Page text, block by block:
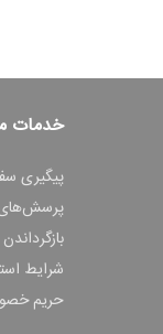
خدمات
پیگیری
شرایط
حریم